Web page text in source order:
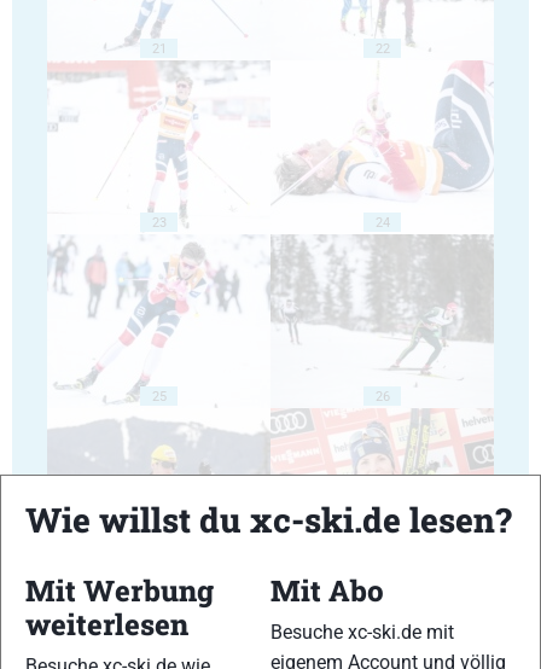
21 22
23 24
25 26
Wie willst du xc-ski.de lesen?
Mit Werbung
weiterlesen
Mit Abo
Besuche xc-ski.de mit
eigenem Account und völlig